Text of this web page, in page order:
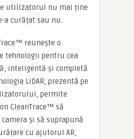
utilizatorul nu mai ține
a curățat sau nu.
reunește o
tehnologii pentru cea
inteligentă și completă
LiDAR, prezentă pe
permite
CleanTrace™ să
și să suprapună
cu ajutorul AR,